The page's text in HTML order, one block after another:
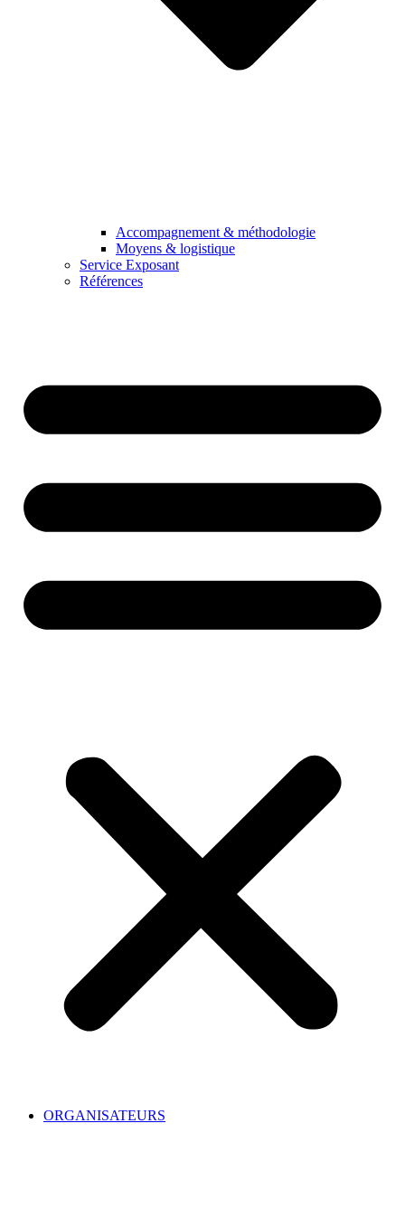
Accompagnement & méthodologie
Moyens & logistique
Service Exposant
Références
ORGANISATEURS